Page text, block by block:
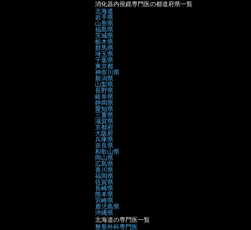
消化器内視鏡専門医の都道府県一覧
北海道
岩手県
山形県
福島県
茨城県
栃木県
群馬県
埼玉県
千葉県
東京都
神奈川県
新潟県
山梨県
長野県
岐阜県
静岡県
愛知県
三重県
滋賀県
京都府
大阪府
兵庫県
奈良県
和歌山県
岡山県
広島県
香川県
福岡県
佐賀県
長崎県
熊本県
宮崎県
鹿児島県
沖縄県
北海道の専門医一覧
整形外科専門医